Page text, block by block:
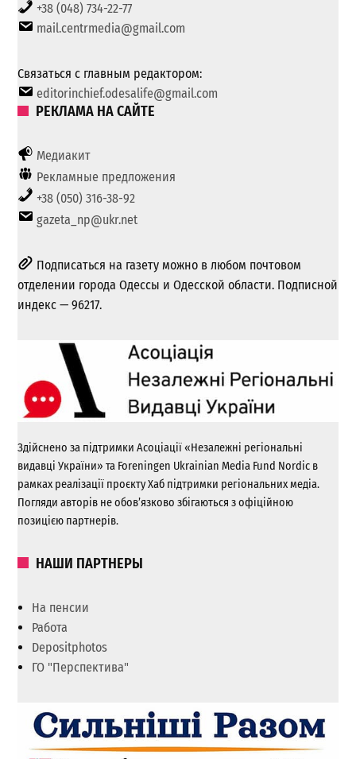
+38 (048) 734-22-77
mail.centrmedia@gmail.com
Связаться с главным редактором:
editorinchief.odesalife@gmail.com
РЕКЛАМА НА САЙТЕ
Медиакит
Рекламные предложения
+38 (050) 316-38-92
gazeta_np@ukr.net
Подписаться на газету можно в любом почтовом
отделении города Одессы и Одесской области. Подписной
индекс — 96217.
Здійснено за підтримки Асоціації «Незалежні регіональні
видавці України» та Foreningen Ukrainian Media Fund Nordic в
рамках реалізації проєкту Хаб підтримки регіональних медіа.
Погляди авторів не обов’язково збігаються з офіційною
позицією партнерів.
НАШИ ПАРТНЕРЫ
На пенсии
Работа
Depositphotos
ГО "Перспектива"